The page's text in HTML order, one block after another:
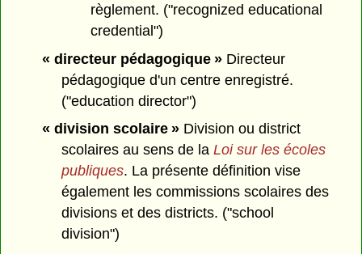
règlement. ("recognized educational
credential")
« directeur pédagogique »Directeur
pédagogique d'un centre enregistré.
("education director")
« division scolaire »Division ou district
scolaires au sens de laLoi sur les écoles
publiques. La présente définition vise
également les commissions scolaires des
divisions et des districts. ("school
division")